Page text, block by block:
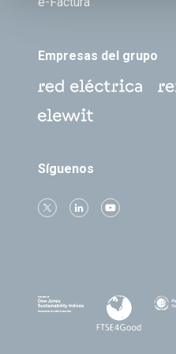
Empresas del grupo
Síguenos